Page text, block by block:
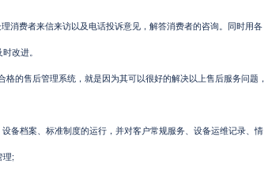
费者来信来访以及电话投诉意见，解答消费者的咨询。同时用各
改进。
的售后管理系统，就是因为其可以很好的解决以上售后服务问题，
档案、标准制度的运行，并对客户常规服务、设备运维记录、情
理;